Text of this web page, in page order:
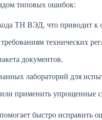
типовых ошибок:
ТН ВЭД, что приводит к
технических
документов.
лабораторий для
применить упрощенные
быстро исправить